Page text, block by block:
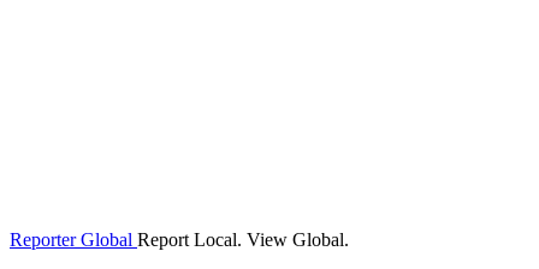
Reporter Global Report Local. View Global.